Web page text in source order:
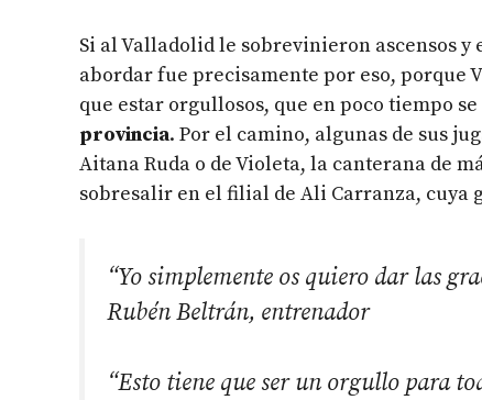
Si al Valladolid le sobrevinieron ascensos
abordar fue precisamente por eso, porque
que estar orgullosos, que en poco tiempo
provincia. Por el camino, algunas de sus
Aitana Ruda o de Violeta, la canterana de
sobresalir en el filial de Ali Carranza, cuya
“Yo simplemente os quiero dar las
Rubén Beltrán, entrenador
“Esto tiene que ser un orgullo para